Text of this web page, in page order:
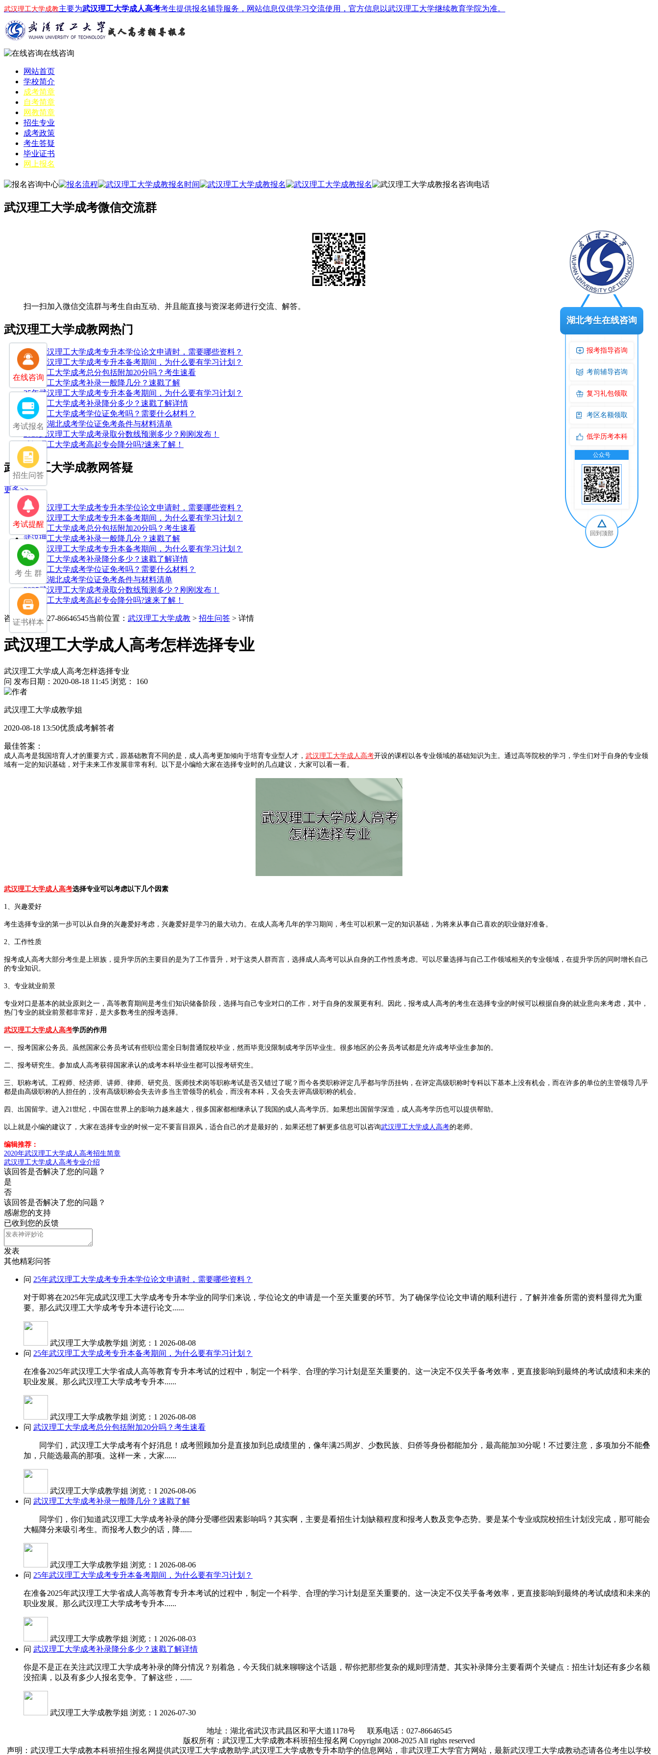
武汉理工大学成教主要为武汉理工大学成人高考考生提供报名辅导服务，网站信息仅供学习交流使用，官方信息以武汉理工大学继续教育学院为准。
在线咨询
网站首页
学校简介
成考简章
自考简章
网教简章
招生专业
成考政策
考生答疑
毕业证书
网上报名
武汉理工大学成考微信交流群
扫一扫加入微信交流群与考生自由互动、并且能直接与资深老师进行交流、解答。
武汉理工大学成教网热门
25年武汉理工大学成考专升本学位论文申请时，需要哪些资料？
25年武汉理工大学成考专升本备考期间，为什么要有学习计划？
武汉理工大学成考总分包括附加20分吗？考生速看
武汉理工大学成考补录一般降几分？速戳了解
25年武汉理工大学成考专升本备考期间，为什么要有学习计划？
武汉理工大学成考补录降分多少？速戳了解详情
武汉理工大学成考学位证免考吗？需要什么材料？
2026年湖北成考学位证免考条件与材料清单
2025武汉理工大学成考录取分数线预测多少？刚刚发布！
武汉理工大学成考高起专会降分吗?速来了解！
武汉理工大学成教网答疑
更多>>
25年武汉理工大学成考专升本学位论文申请时，需要哪些资料？
25年武汉理工大学成考专升本备考期间，为什么要有学习计划？
武汉理工大学成考总分包括附加20分吗？考生速看
武汉理工大学成考补录一般降几分？速戳了解
25年武汉理工大学成考专升本备考期间，为什么要有学习计划？
武汉理工大学成考补录降分多少？速戳了解详情
武汉理工大学成考学位证免考吗？需要什么材料？
2026年湖北成考学位证免考条件与材料清单
2025武汉理工大学成考录取分数线预测多少？刚刚发布！
武汉理工大学成考高起专会降分吗?速来了解！
咨询电话：027-86646545当前位置： 武汉理工大学成教 > 招生问答 > 详情
武汉理工大学成人高考怎样选择专业
武汉理工大学成人高考怎样选择专业
问 发布日期：2020-08-18 11:45 浏览： 160
武汉理工大学成教学姐
2020-08-18 13:50优质成考解答者
最佳答案：
成人高考是我国培育人才的重要方式，跟基础教育不同的是，成人高考更加倾向于培育专业型人才， 武汉理工大学成人高考开设的课程以各专业领域的基础知识为主。通过高等院校的学习，学生们对于自身的专业领
域有一定的知识基础，对于未来工作发展非常有利。以下是小编给大家在选择专业时的几点建议，大家可以看一看。
武汉理工大学成人高考选择专业可以考虑以下几个因素
1、兴趣爱好
考生选择专业的第一步可以从自身的兴趣爱好考虑，兴趣爱好是学习的最大动力。在成人高考几年的学习期间，考生可以积累一定的知识基础，为将来从事自己喜欢的职业做好准备。
2、工作性质
报考成人高考大部分考生是上班族，提升学历的主要目的是为了工作晋升，对于这类人群而言，选择成人高考可以从自身的工作性质考虑。可以尽量选择与自己工作领域相关的专业领域，在提升学历的同时增长自己
的专业知识。
3、专业就业前景
专业对口是基本的就业原则之一，高等教育期间是考生们知识储备阶段，选择与自己专业对口的工作，对于自身的发展更有利。因此，报考成人高考的考生在选择专业的时候可以根据自身的就业意向来考虑，其中，
热门专业的就业前景都非常好，是大多数考生的报考选择。
武汉理工大学成人高考学历的作用
一、报考国家公务员。虽然国家公务员考试有些职位需全日制普通院校毕业，然而毕竟没限制成考学历毕业生。很多地区的公务员考试都是允许成考毕业生参加的。
二、报考研究生。参加成人高考获得国家承认的成考本科毕业生都可以报考研究生。
三、职称考试。工程师、经济师、讲师、律师、研究员、医师技术岗等职称考试是否又错过了呢？而今各类职称评定几乎都与学历挂钩，在评定高级职称时专科以下基本上没有机会，而在许多的单位的主管领导几乎
都是由高级职称的人担任的，没有高级职称会失去许多当主管领导的机会，而没有本科，又会失去评高级职称的机会。
四、出国留学。进入21世纪，中国在世界上的影响力越来越大，很多国家都相继承认了我国的成人高考学历。如果想出国留学深造，成人高考学历也可以提供帮助。
以上就是小编的建议了，大家在选择专业的时候一定不要盲目跟风，适合自己的才是最好的，如果还想了解更多信息可以咨询武汉理工大学成人高考的老师。
编辑推荐：
2020年武汉理工大学成人高考招生简章
武汉理工大学成人高考专业介绍
该回答是否解决了您的问题？
是
否
该回答是否解决了您的问题？
感谢您的支持
已收到您的反馈
发表
其他精彩问答
问 25年武汉理工大学成考专升本学位论文申请时，需要哪些资料？
对于即将在2025年完成武汉理工大学成考专升本学业的同学们来说，学位论文的申请是一个至关重要的环节。为了确保学位论文申请的顺利进行，了解并准备所需的资料显得尤为重
要。那么武汉理工大学成考专升本进行论文......
武汉理工大学成教学姐 浏览：1 2026-08-08
问 25年武汉理工大学成考专升本备考期间，为什么要有学习计划？
在准备2025年武汉理工大学省成人高等教育专升本考试的过程中，制定一个科学、合理的学习计划是至关重要的。这一决定不仅关乎备考效率，更直接影响到最终的考试成绩和未来的
职业发展。那么武汉理工大学成考专升本......
武汉理工大学成教学姐 浏览：1 2026-08-08
问 武汉理工大学成考总分包括附加20分吗？考生速看
同学们，武汉理工大学成考有个好消息！成考照顾加分是直接加到总成绩里的，像年满25周岁、少数民族、归侨等身份都能加分，最高能加30分呢！不过要注意，多项加分不能叠
加，只能选最高的那项。这样一来，大家......
武汉理工大学成教学姐 浏览：1 2026-08-06
问 武汉理工大学成考补录一般降几分？速戳了解
同学们，你们知道武汉理工大学成考补录的降分受哪些因素影响吗？其实啊，主要是看招生计划缺额程度和报考人数及竞争态势。要是某个专业或院校招生计划没完成，那可能会
大幅降分来吸引考生。而报考人数少的话，降......
武汉理工大学成教学姐 浏览：1 2026-08-06
问 25年武汉理工大学成考专升本备考期间，为什么要有学习计划？
在准备2025年武汉理工大学省成人高等教育专升本考试的过程中，制定一个科学、合理的学习计划是至关重要的。这一决定不仅关乎备考效率，更直接影响到最终的考试成绩和未来的
职业发展。那么武汉理工大学成考专升本......
武汉理工大学成教学姐 浏览：1 2026-08-03
问 武汉理工大学成考补录降分多少？速戳了解详情
你是不是正在关注武汉理工大学成考补录的降分情况？别着急，今天我们就来聊聊这个话题，帮你把那些复杂的规则理清楚。其实补录降分主要看两个关键点：招生计划还有多少名额
没招满，以及有多少人报名竞争。了解这些，......
武汉理工大学成教学姐 浏览：1 2026-07-30
地址：湖北省武汉市武昌区和平大道1178号 联系电话：027-86646545
版权所有：武汉理工大学成教本科班招生报名网 Copyright 2008-2025 All rights reserved
声明：武汉理工大学成教本科班招生报名网提供武汉理工大学成教助学,武汉理工大学成教专升本助学的信息网站，非武汉理工大学官方网站，最新武汉理工大学成教动态请各位考生以学校
在线咨询
考试报名
招生问答
考试提醒
考 生 群
证书样本
湖北考生在线咨询
报考指导咨询
考前辅导咨询
复习礼包领取
考区名额领取
低学历考本科
公众号
回到顶部